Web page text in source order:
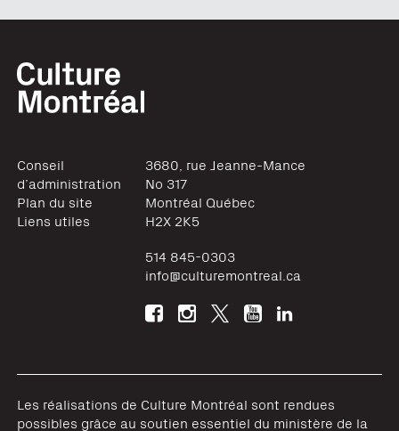
Conseil
d’administration
Plan du site
Liens utiles
3680, rue Jeanne-Mance
No 317
Montréal Québec
H2X 2K5
514 845-0303
info@culturemontreal.ca
Les réalisations de Culture Montréal sont rendues
possibles grâce au soutien essentiel du ministère de la